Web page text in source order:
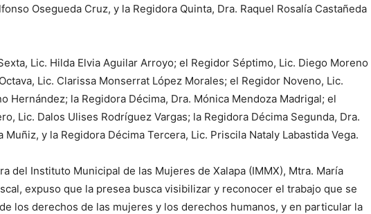
Osegueda Cruz, y la Regidora Quinta, Dra. Raquel Rosalía Castañeda
Lic. Hilda Elvia Aguilar Arroyo; el Regidor Séptimo, Lic. Diego Moreno
Lic. Clarissa Monserrat López Morales; el Regidor Noveno, Lic.
Hernández; la Regidora Décima, Dra. Mónica Mendoza Madrigal; el
Lic. Dalos Ulises Rodríguez Vargas; la Regidora Décima Segunda, Dra.
Muñiz, y la Regidora Décima Tercera, Lic. Priscila Nataly Labastida Vega.
del Instituto Municipal de las Mujeres de Xalapa (IMMX), Mtra. María
expuso que la presea busca visibilizar y reconocer el trabajo que se
los derechos de las mujeres y los derechos humanos, y en particular la